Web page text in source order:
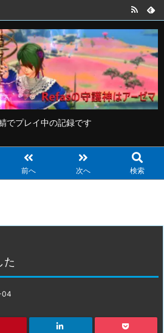
でプレイ中の記録です
前へ 次へ 検索
た
04